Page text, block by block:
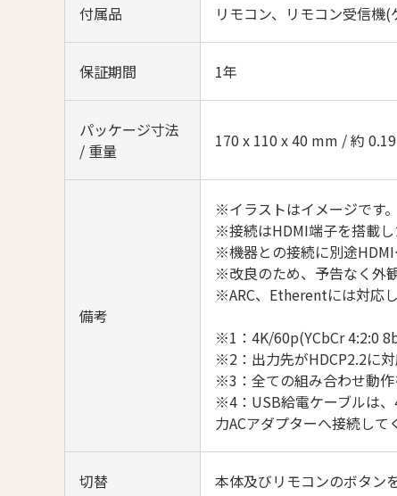
付属品 リモコン、リモコン受信
保証期間 1年
パッケージ寸法
/ 重量
170 x 110 x 40 mm / 約
備考
※イラストはイメージです。
※接続はHDMI端子を搭載し
※機器との接続に別途HDMI
※改良のため、予告なく外
※ARC、Etherentには対応し
※1：4K/60p(YCbCr 4:2:0
※2：出力先がHDCP2.2に
※3：全ての組み合わせ動作
※4：USB給電ケーブルは
力ACアダプターへ接続して
切替 本体及びリモコンのボタン